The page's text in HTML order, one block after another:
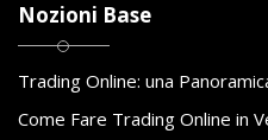
Nozioni Base
Trading Online: una
Come Fare Trading Online in